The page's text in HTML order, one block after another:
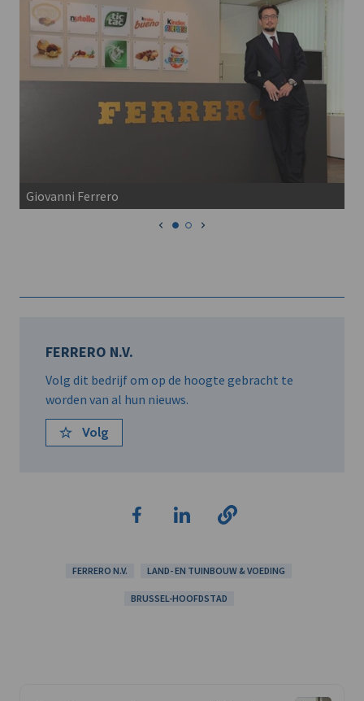
Giovanni Ferrero
FERRERO N.V.
Volg dit bedrijf om op de hoogte gebracht te
worden van al hun nieuws.
Volg
FERRERO N.V. LAND- EN TUINBOUW & VOEDING
BRUSSEL-HOOFDSTAD